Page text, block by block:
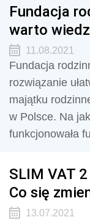
Fundacja
warto
11.08.2021
Fundacja
rozwiązanie
majątku
w Polsce. Na
funkcjonowała
SLIM VAT
Co się
13.07.2021